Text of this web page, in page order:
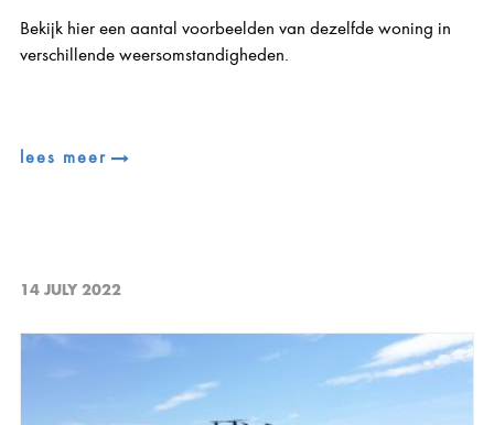
Bekijk hier een aantal voorbeelden van dezelfde woning in
verschillende weersomstandigheden.
lees meer
14 JULY 2022